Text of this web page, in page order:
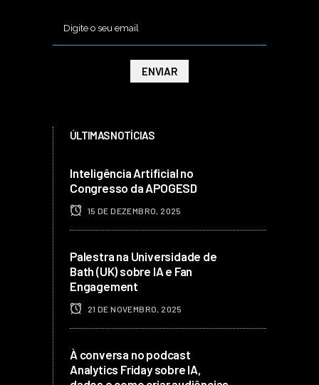
ÚLTIMAS NOTÍCIAS
Inteligência Artificial no
Congresso da APOGESD
15 DE DEZEMBRO, 2025
Palestra na Universidade de
Bath (UK) sobre IA e Fan
Engagement
21 DE NOVEMBRO, 2025
À conversa no podcast
Analytics Friday sobre IA,